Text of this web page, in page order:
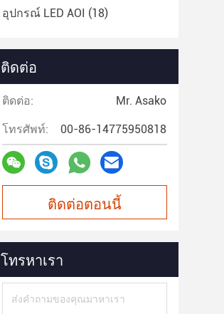
อุปกรณ์ LED AOI (18)
ติดต่อ
ติดต่อ: Mr. Asako
โทรศัพท์: 00-86-14775950818
ติดต่อตอนนี้
โทรหาเรา